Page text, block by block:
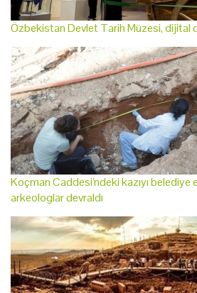
Özbekistan Devlet Tarih Müzesi, dijital
Koçman Caddesi'ndeki kazıyı belediye
arkeologlar devraldı